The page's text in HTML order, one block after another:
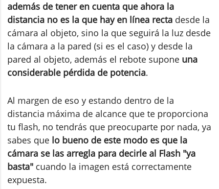
además de tener en cuenta que ahora la
distancia no es la que hay en línea recta desde la
cámara al objeto, sino la que seguirá la luz desde
la cámara a la pared (si es el caso) y desde la
pared al objeto, además el rebote supone una
considerable pérdida de potencia.
Al margen de eso y estando dentro de la
distancia máxima de alcance que te proporciona
tu flash, no tendrás que preocuparte por nada, ya
sabes que lo bueno de este modo es que la
cámara se las arregla para decirle al Flash "ya
basta" cuando la imagen está correctamente
expuesta.